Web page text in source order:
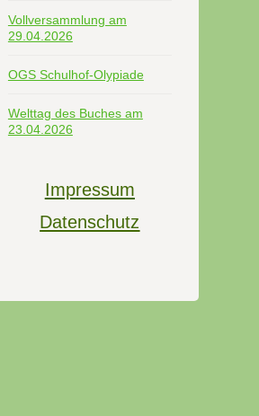
Vollversammlung am
29.04.2026
OGS Schulhof-Olypiade
Welttag des Buches am
23.04.2026
Impressum
Datenschutz